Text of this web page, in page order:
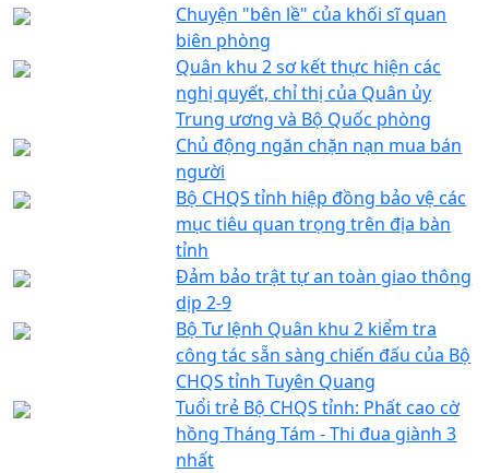
Chuyện "bên lề" của khối sĩ quan
biên phòng
Quân khu 2 sơ kết thực hiện các
nghị quyết, chỉ thị của Quân ủy
Trung ương và Bộ Quốc phòng
Chủ động ngăn chặn nạn mua bán
người
Bộ CHQS tỉnh hiệp đồng bảo vệ các
mục tiêu quan trọng trên địa bàn
tỉnh
Đảm bảo trật tự an toàn giao thông
dịp 2-9
Bộ Tư lệnh Quân khu 2 kiểm tra
công tác sẵn sàng chiến đấu của Bộ
CHQS tỉnh Tuyên Quang
Tuổi trẻ Bộ CHQS tỉnh: Phất cao cờ
hồng Tháng Tám - Thi đua giành 3
nhất